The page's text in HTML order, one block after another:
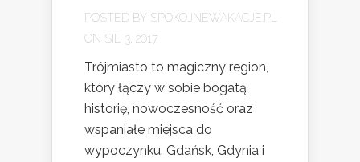
POSTED BY SPOKOJNEWAKACJE.PL
ON SIE 3, 2017
Trójmiasto to magiczny region,
który łączy w sobie bogatą
historię, nowoczesność oraz
wspaniałe miejsca do
wypoczynku. Gdańsk, Gdynia i